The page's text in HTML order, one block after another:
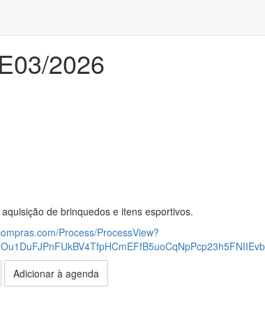
2026
de brinquedos e itens esportivos.
Process/ProcessView?
Adicionar à agenda